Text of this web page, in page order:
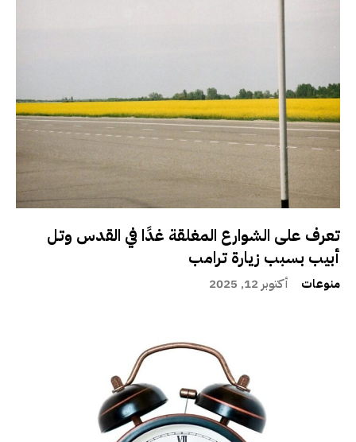
تعرف على الشوارع المغلقة غدًا في القدس وتل
أبيب بسبب زيارة ترامب
منوعات أكتوبر 12, 2025